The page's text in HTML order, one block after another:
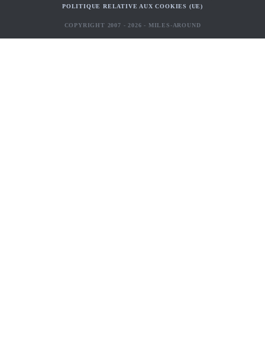
POLITIQUE RELATIVE AUX COOKIES (UE)
COPYRIGHT 2007 - 2026 - MILES-AROUND